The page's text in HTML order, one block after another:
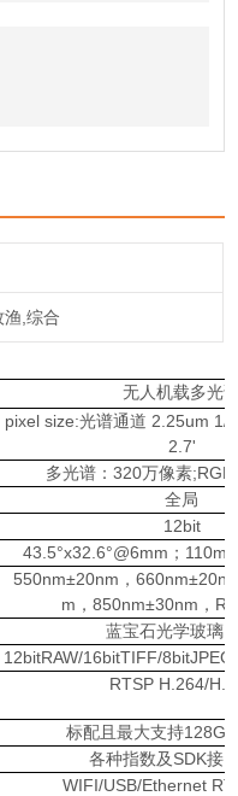
,综合
无人机载多光
pixel size:光谱通道 2.25um 1/
2.7'
多光谱：320万像素
全局
12bit
43.5°x32.6°@6mm；
550nm±20nm，
m，850nm±30nm，
蓝宝石光学玻璃
12bitRAW/16bitTIFF/
RTSP H.264/
标配且最大支持128G
各种指数及SDK接
WIFI/USB/Ethernet